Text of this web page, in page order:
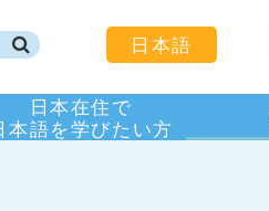
日本語
日本在住で
本語を学びたい方